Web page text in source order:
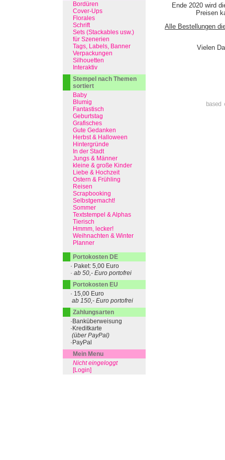
Ende 2020 wird
Preisen
Alle Bestellungen
Vielen
Bordüren
Cover-Ups
Florales
Schrift
Sets (Stackables usw.)
für Szenerien
Tags, Labels, Banner
Verpackungen
Silhouetten
Interaktiv
Stempel nach Themen
sortiert
Baby
Blumig
Fantastisch
Geburtstag
Grafisches
Gute Gedanken
Herbst & Halloween
Hintergründe
In der Stadt
Jungs & Männer
kleine & große Kinder
Liebe & Hochzeit
Ostern & Frühling
Reisen
Scrapbooking
Selbstgemacht!
Sommer
Textstempel & Alphas
Tierisch
Hmmm, lecker!
Weihnachten & Winter
Planner
Portokosten DE
· Paket: 5,00 Euro
· ab 50,- Euro portofrei
Portokosten EU
· 15,00 Euro
ab 150,- Euro portofrei
Zahlungsarten
·Banküberweisung
·Kreditkarte
(über PayPal)
·PayPal
Mein Menu
Nicht eingeloggt
[Login]